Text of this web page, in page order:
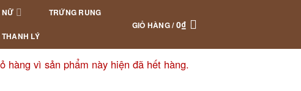
NỮ TRỨNG RUNG
LÝ
GIỎ HÀNG /0₫
hàng vì sản phẩm này hiện đã hết hàng.